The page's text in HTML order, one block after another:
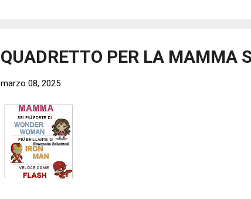
QUADRETTO PER LA MAMMA
marzo 08, 2025